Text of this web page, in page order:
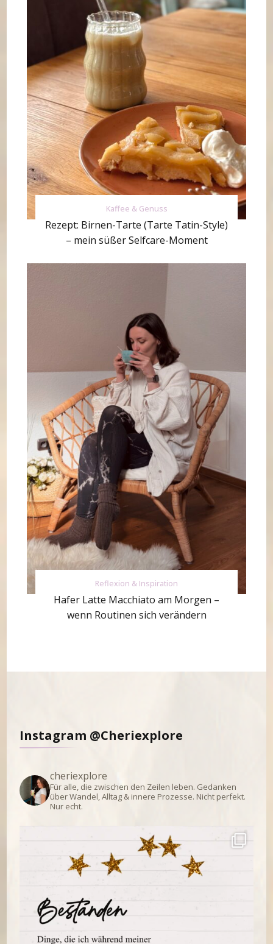
Kaffee & Genuss
Rezept: Birnen-Tarte (Tarte Tatin-Style)
– mein süßer Selfcare-Moment
Reflexion & Inspiration
Hafer Latte Macchiato am Morgen –
wenn Routinen sich verändern
Instagram @Cheriexplore
cheriexplore
Für alle, die zwischen den Zeilen leben. Gedanken
über Wandel, Alltag & innere Prozesse. Nicht perfekt.
Nur echt.